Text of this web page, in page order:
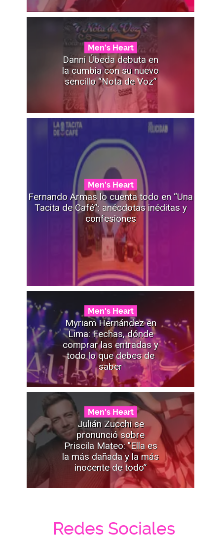
Men's Heart
Danni Úbeda debuta en
la cumbia con su nuevo
sencillo “Nota de Voz”
Men's Heart
Fernando Armas lo cuenta todo en “Una
Tacita de Café”: anécdotas inéditas y
confesiones
Men's Heart
Myriam Hernández en
Lima: Fechas, dónde
comprar las entradas y
todo lo que debes de
saber
Men's Heart
Julián Zucchi se
pronunció sobre
Priscila Mateo: "Ella es
la más dañada y la más
inocente de todo”
Redes Sociales